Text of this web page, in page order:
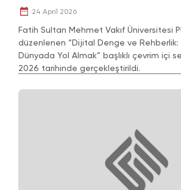
24 April 2026
Fatih Sultan Mehmet Vakıf Üniversitesi
düzenlenen “Dijital Denge ve
Dünyada Yol Almak” başlıklı çevrim içi
2026 tarihinde gerçekleştirildi.